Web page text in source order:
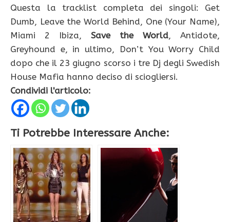
Questa la tracklist completa dei singoli: Get
Dumb, Leave the World Behind, One (Your Name),
Miami 2 Ibiza, Save the World, Antidote,
Greyhound e, in ultimo, Don’t You Worry Child
dopo che il 23 giugno scorso i tre Dj degli Swedish
House Mafia hanno deciso di sciogliersi.
Condividi l'articolo:
Ti Potrebbe Interessare Anche: